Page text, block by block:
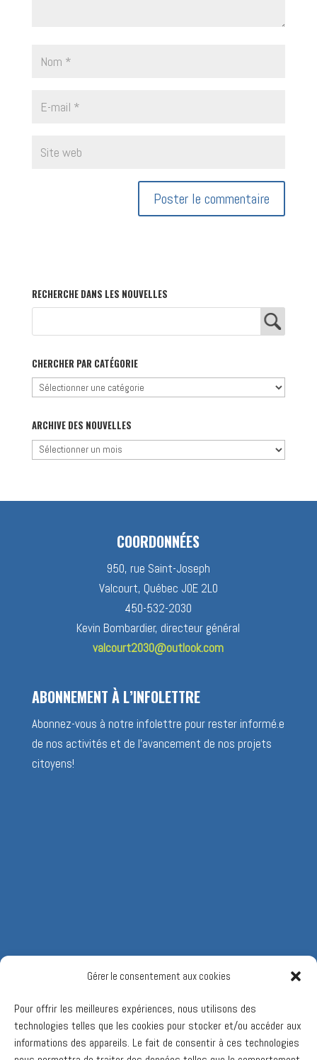
Gérer le consentement aux cookies
Pour offrir les meilleures expériences, nous utilisons des
technologies telles que les cookies pour stocker et/ou accéder aux
informations des appareils. Le fait de consentir à ces technologies
RECHERCHE DANS LES NOUVELLES
CHERCHER PAR CATÉGORIE
Chercher
catégorie
ARCHIVE DES NOUVELLES
Archive
COORDONNÉES
950, rue Saint-Joseph
Valcourt, Québec J0E 2L0
450-532-2030
Kevin Bombardier, directeur général
valcourt2030@outlook.com
ABONNEMENT À L’INFOLETTRE
Abonnez-vous à notre infolettre pour rester informé.e
de nos activités et de l’avancement de nos projets
citoyens!